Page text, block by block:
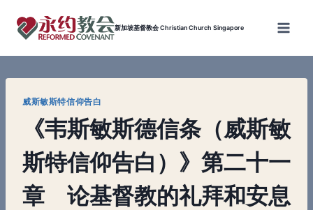
新加坡基督教会 Christian Church Singapore
威斯敏斯特信仰告白
《韦斯敏斯德信条（威斯敏
斯特信仰告白）》第二十一
章 论基督教的礼拜和安息